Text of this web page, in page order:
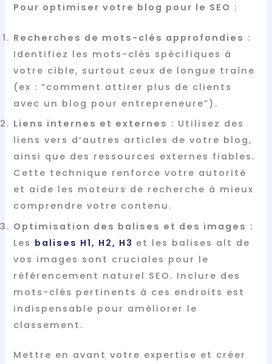
Pour optimiser votre blog pour le SEO :
Recherches de mots-clés approfondies :
Identifiez les mots-clés spécifiques à
votre cible, surtout ceux de longue traîne
(ex : “comment attirer plus de clients
avec un blog pour entrepreneure”).
Liens internes et externes : Utilisez des
liens vers d’autres articles de votre blog,
ainsi que des ressources externes fiables.
Cette technique renforce votre autorité
et aide les moteurs de recherche à mieux
comprendre votre contenu.
Optimisation des balises et des images :
Les balises H1, H2, H3 et les balises alt de
vos images sont cruciales pour le
référencement naturel SEO. Inclure des
mots-clés pertinents à ces endroits est
indispensable pour améliorer le
classement.
Mettre en avant votre expertise et créer